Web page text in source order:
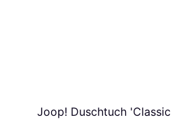
Joop! Duschtuch 'Classic